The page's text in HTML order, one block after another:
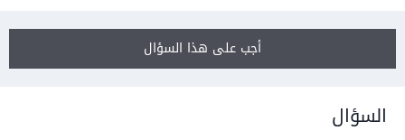
أجب على هذا السؤال
السؤال